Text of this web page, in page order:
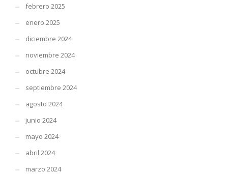
febrero 2025
enero 2025
diciembre 2024
noviembre 2024
octubre 2024
septiembre 2024
agosto 2024
junio 2024
mayo 2024
abril 2024
marzo 2024